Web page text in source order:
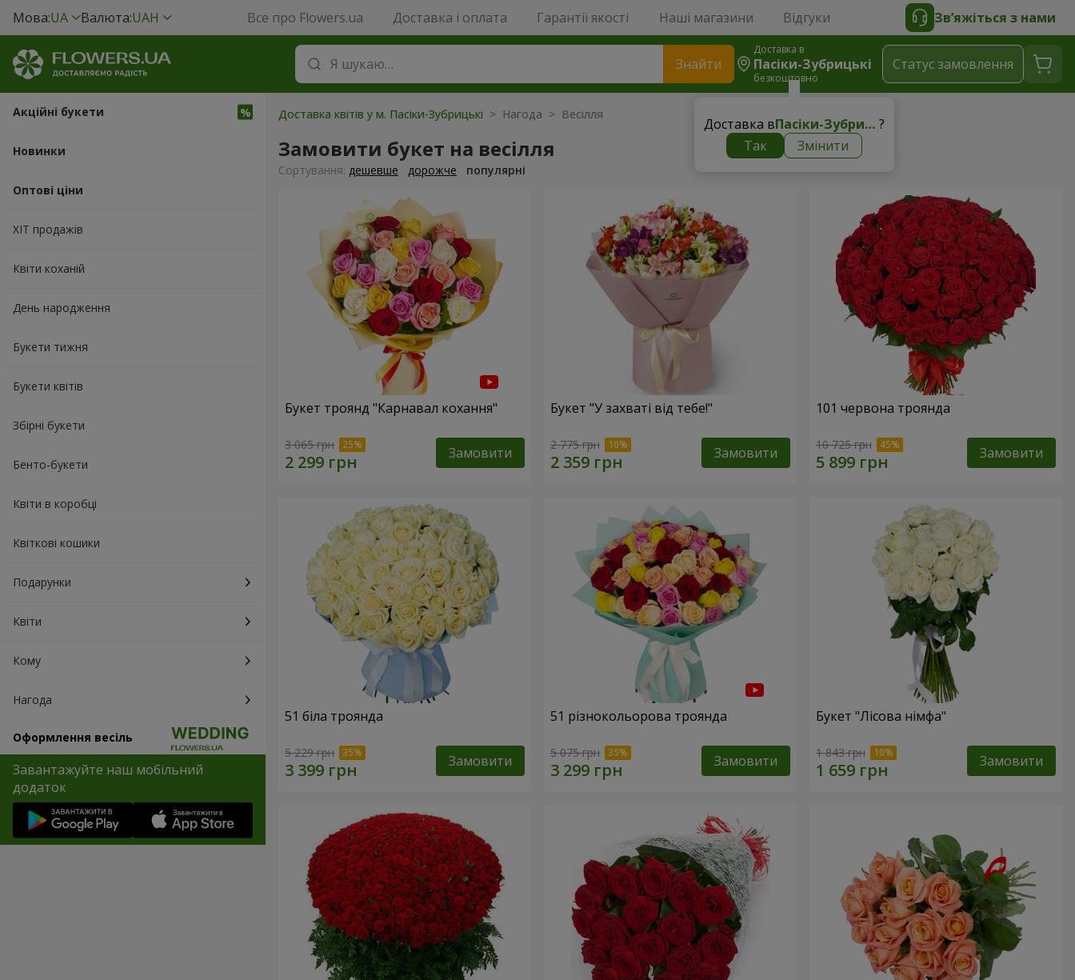
Мова:UA Валюта:UAH Все про Flowers.ua Доставка і оплата Гарантії якості Наші магазини Відгуки Зв’яжіться з нами
Знайти
Доставка в
Пасіки-Зубрицькі
безкоштовно
Доставка в Пасіки-Зубрицькі ?
Так
Змінити
Статус замовлення
Акційні букети
Новинки
Оптові ціни
ХІТ продажів
Квіти коханій
День народження
Букети тижня
Букети квітів
Збірні букети
Бенто-букети
Квіти в коробці
Квіткові кошики
Подарунки
Квіти
Кому
Нагода
Оформлення весіль
Завантажуйте наш мобільний
додаток
Доставка квітів у м. Пасіки-Зубрицькі > Нагода > Весілля
Замовити букет на весілля
Сортування: дешевше дорожче популярні
Букет троянд "Карнавал кохання"
3 065 грн Замовити
Букет "У захваті від тебе!"
2 775 грн Замовити
101 червона троянда
10 725 грн Замовити
51 біла троянда
5 229 грн Замовити
51 різнокольорова троянда
5 075 грн Замовити
Букет "Лісова німфа"
1 843 грн Замовити